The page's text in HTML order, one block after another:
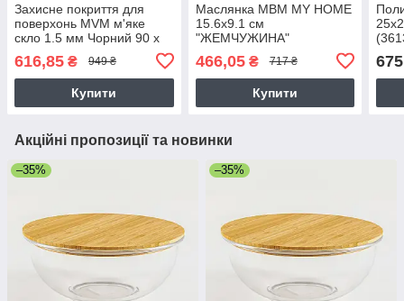
Захисне покриття для
поверхонь MVM м'яке
скло 1.5 мм Чорний 90 х
BLACK)
616,85 ₴ 949 ₴
Купити
Маслянка МВМ MY HOME
15.6x9.1 см
"ЖЕМЧУЖИНА"
порцеляна Біла (KP-107
WHITE)
466,05₴ 717 ₴
Купити
675
Акційні пропозиції та новинки
–35% –35%